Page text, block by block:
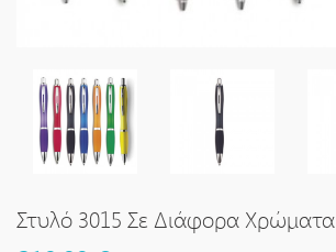
Στυλό 3015 Σε Διάφορα Χρώματα